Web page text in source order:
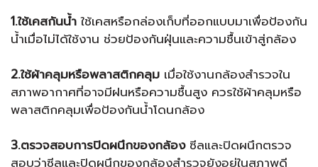
1.ใช้เคสกันน้ำใช้เคสหรือกล่องเก็บที่ออกแบบมาเพื่อป้องกัน
น้ำเมื่อไม่ได้ใช้งาน ช่วยป้องกันฝุ่นและความชื้นเข้าสู่กล้อง
2.ใช้ผ้าคลุมหรือพลาสติกคลุม เมื่อใช้งานกล้องสำรวจใน
สภาพอากาศที่อาจมีฝนหรือความชื้นสูง ควรใช้ผ้าคลุมหรือ
พลาสติกคลุมเพื่อป้องกันน้ำโดนกล้อง
3.ตรวจสอบการปิดผนึกของกล้องซีลและปิดผนึกตรวจ
สอบว่าซีลและปิดผนึกของกล้องสำรวจยังอยู่ในสภาพดี